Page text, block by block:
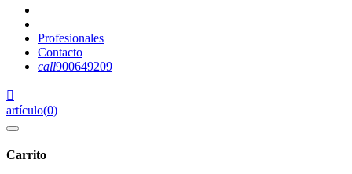
Profesionales
Contacto
call900649209

artículo(0)
Carrito